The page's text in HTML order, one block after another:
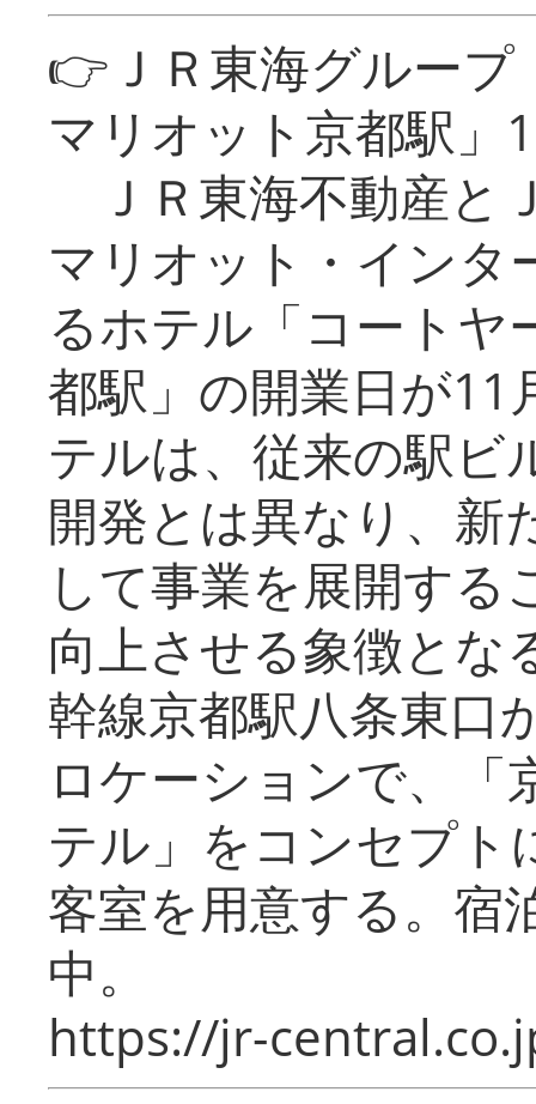
👉ＪＲ東海グルー
マリオット京都駅」
ＪＲ東海不動産と
マリオット・インタ
るホテル「コートヤ
都駅」の開業日が11
テルは、従来の駅ビ
開発とは異なり、新
して事業を展開する
向上させる象徴とな
幹線京都駅八条東口
ロケーションで、「
テル」をコンセプト
客室を用意する。宿
中。
https://jr-